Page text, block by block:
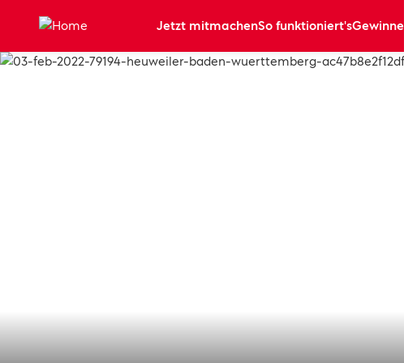
Zum Hauptinhalt springen
Jetzt mitmachenSo funktioniert'sGewinne